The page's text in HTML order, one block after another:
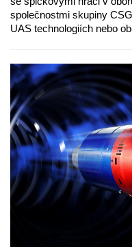
společnostmi skupiny
UAS technologiích nebo